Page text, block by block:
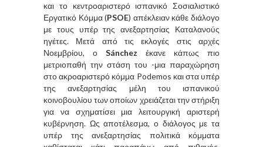
και το κεντροαριστερό ισπανικό Σοσιαλιστικό
Εργατικό Κόμμα (PSOE) απέκλειαν κάθε διάλογο
με τους υπέρ της ανεξαρτησίας Καταλανούς
ηγέτες. Μετά από τις εκλογές στις αρχές
Νοεμβρίου, ο Sánchez έκανε κάπως πιο
μετριοπαθή την στάση του -μια παραχώρηση
στο ακροαριστερό κόμμα Podemos και στα υπέρ
της ανεξαρτησίας μέλη του ισπανικού
κοινοβουλίου των οποίων χρειάζεται την στήριξη
για να σχηματίσει μια λειτουργική αριστερή
κυβέρνηση. Ως αποτέλεσμα, ο διάλογος με τα
υπέρ της ανεξαρτησίας πολιτικά κόμματα